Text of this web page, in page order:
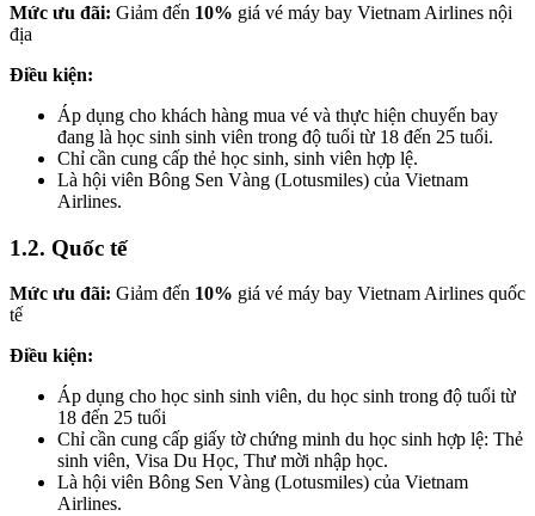
Mức ưu đãi: Giảm đến 10% giá vé máy bay Vietnam Airlines nội
địa
Điều kiện:
Áp dụng cho khách hàng mua vé và thực hiện chuyến bay
đang là học sinh sinh viên trong độ tuổi từ 18 đến 25 tuổi.
Chỉ cần cung cấp thẻ học sinh, sinh viên hợp lệ.
Là hội viên Bông Sen Vàng (Lotusmiles) của Vietnam
Airlines.
1.2. Quốc tế
Mức ưu đãi: Giảm đến 10% giá vé máy bay Vietnam Airlines quốc
tế
Điều kiện:
Áp dụng cho học sinh sinh viên, du học sinh trong độ tuổi từ
18 đến 25 tuổi
Chỉ cần cung cấp giấy tờ chứng minh du học sinh hợp lệ: Thẻ
sinh viên, Visa Du Học, Thư mời nhập học.
Là hội viên Bông Sen Vàng (Lotusmiles) của Vietnam
Airlines.